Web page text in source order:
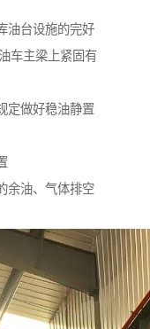
油台设施的完好
车主梁上紧固有
定做好稳油静置
余油、气体排空